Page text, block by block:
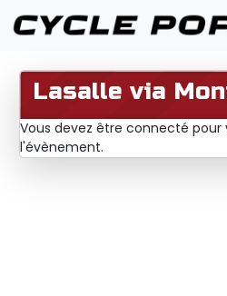
Lasalle via
Vous devez être connecté pour
l'évènement.